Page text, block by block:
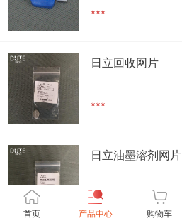
首页 产品中心 购物车
***
日立回收网片
***
日立油墨溶剂网片
***